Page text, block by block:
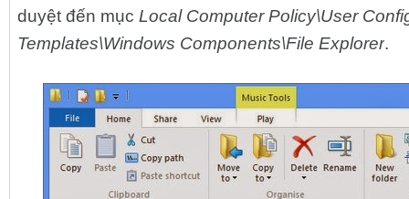
duyệt đến mục Local Computer Policy\User
Templates\Windows Components\File Explorer.